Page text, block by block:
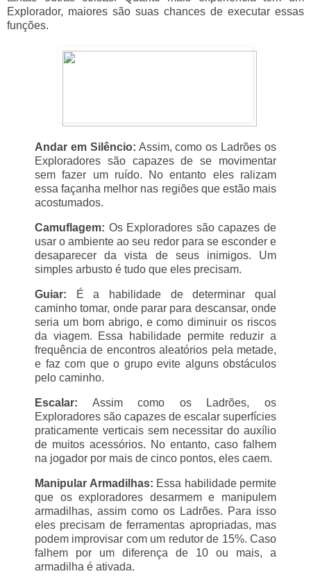
Explorador, maiores são suas chances de executar essas
funções.
Andar em Silêncio: Assim, como os Ladrões os
Exploradores são capazes de se movimentar
sem fazer um ruído. No entanto eles ralizam
essa façanha melhor nas regiões que estão mais
acostumados.
Camuflagem: Os Exploradores são capazes de
usar o ambiente ao seu redor para se esconder e
desaparecer da vista de seus inimigos. Um
simples arbusto é tudo que eles precisam.
Guiar: É a habilidade de determinar qual
caminho tomar, onde parar para descansar, onde
seria um bom abrigo, e como diminuir os riscos
da viagem. Essa habilidade permite reduzir a
frequência de encontros aleatórios pela metade,
e faz com que o grupo evite alguns obstáculos
pelo caminho.
Escalar: Assim como os Ladrões, os
Exploradores são capazes de escalar superfícies
praticamente verticais sem necessitar do auxílio
de muitos acessórios. No entanto, caso falhem
na jogador por mais de cinco pontos, eles caem.
Manipular Armadilhas: Essa habilidade permite
que os exploradores desarmem e manipulem
armadilhas, assim como os Ladrões. Para isso
eles precisam de ferramentas apropriadas, mas
podem improvisar com um redutor de 15%. Caso
falhem por um diferença de 10 ou mais, a
armadilha é ativada.